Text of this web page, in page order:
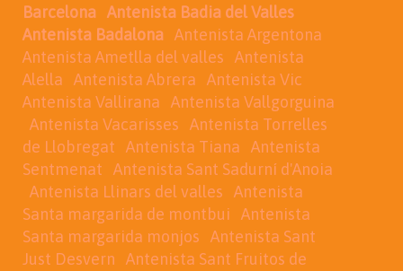
Barcelona Antenista Badia del Valles
Antenista Badalona Antenista Argentona
Antenista Ametlla del valles
Antenista
Alella
Antenista Abrera
Antenista Vic
Antenista Vallirana
Antenista Vallgorguina
Antenista Vacarisses
Antenista Torrelles
de Llobregat
Antenista Tiana
Antenista
Sentmenat
Antenista Sant Sadurní d'Anoia
Antenista Llinars del valles
Antenista
Santa margarida de montbui
Antenista
Santa margarida monjos
Antenista Sant
Just Desvern
Antenista Sant Fruitos de